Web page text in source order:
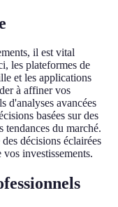
il est vital
les plateformes de
et les applications
à affiner vos
d'analyses avancées
basées sur des
tendances du marché.
décisions éclairées
investissements.